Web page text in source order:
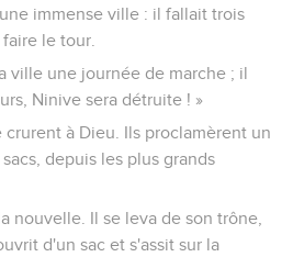
immense ville : il fallait trois
le tour.
ville une journée de marche ; il
Ninive sera détruite ! »
crurent à Dieu. Ils proclamèrent un
depuis les plus grands
nouvelle. Il se leva de son trône,
d'un sac et s'assit sur la